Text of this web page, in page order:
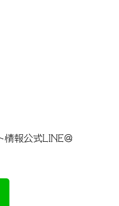
情報公式LINE＠